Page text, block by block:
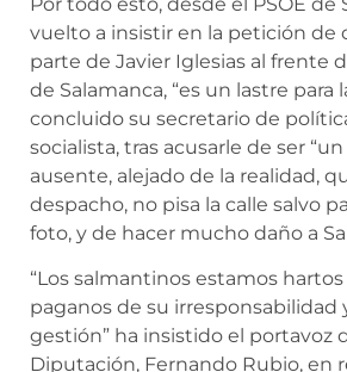
vuelto a insistir en la petición de
parte de Javier Iglesias al frente
de Salamanca, “es un lastre para
concluido su secretario de
socialista, tras acusarle de ser
ausente, alejado de la realidad,
despacho, no pisa la calle salvo
foto, y de hacer mucho daño a
“Los salmantinos estamos
paganos de su irresponsabilidad
gestión” ha insistido el portavoz
Diputación, Fernando Rubio, en